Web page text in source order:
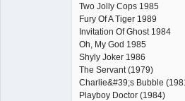
Two Jolly Cops 1985
Fury Of A Tiger 1989
Invitation Of Ghost 1984
Oh, My God 1985
Shyly Joker 1986
The Servant (1979)
Charlie&#39;s Bubble
Playboy Doctor (1984)